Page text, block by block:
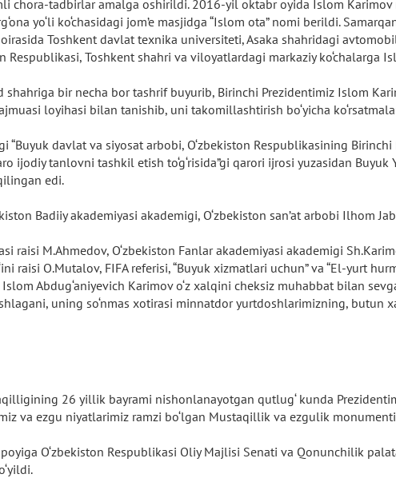
chora-tadbirlar amalga oshirildi. 2016-yil oktabr oyida Islom
yo‘li ko‘chasidagi jom’e masjidga “Islom ota” nomi berildi.
Toshkent davlat texnika universiteti, Asaka shahridagi avtomobil
Respublikasi, Toshkent shahri va viloyatlardagi markaziy ko‘chalarga
shahriga bir necha bor tashrif buyurib, Birinchi Prezidentimiz Islom
loyihasi bilan tanishib, uni takomillashtirish bo‘yicha
davlat va siyosat arbobi, O‘zbekiston Respublikasining
ijodiy tanlovni tashkil etish to‘g‘risida”gi qarori ijrosi yuzasidan
edi.
Badiiy akademiyasi akademigi, O‘zbekiston san’at arbobi Ilhom
raisi M.Ahmedov, O‘zbekiston Fanlar akademiyasi akademigi
raisi O.Mutalov, FIFA referisi, “Buyuk xizmatlari uchun” va “El-yurt
Abdug‘aniyevich Karimov o‘z xalqini cheksiz muhabbat bilan
uning so‘nmas xotirasi minnatdor yurtdoshlarimizning,
26 yillik bayrami nishonlanayotgan qutlug‘ kunda
va ezgu niyatlarimiz ramzi bo‘lgan Mustaqillik va ezgulik
O‘zbekiston Respublikasi Oliy Majlisi Senati va Qonunchilik